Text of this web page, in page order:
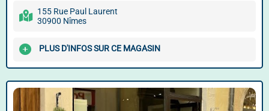
155 Rue Paul Laurent
30900 Nîmes
PLUS D'INFOS SUR CE MAGASIN